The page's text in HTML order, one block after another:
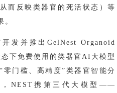
而反映类器官的死活状态）等
。
发并推出GelNest Organoid
下免费使用的类器官AI大模型
门槛、高精度”类器官智能分
NEST携第三代大模型——